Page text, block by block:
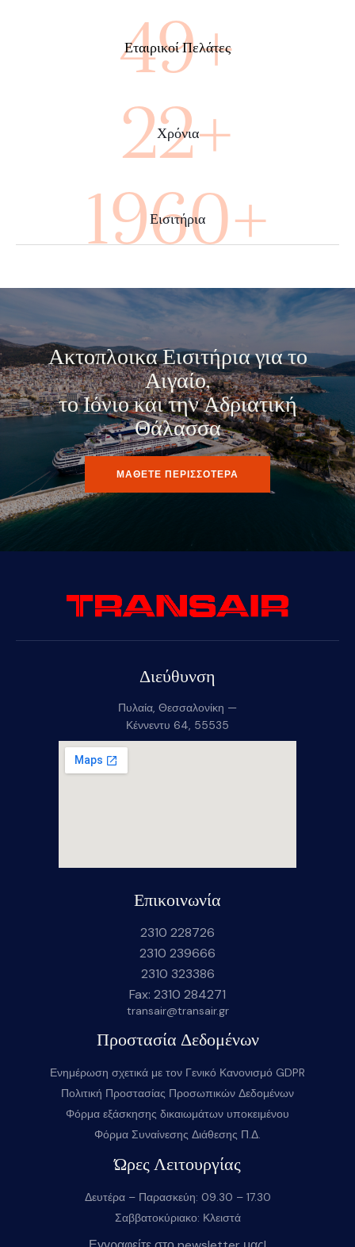
90+
Εταιρικοί Πελάτες
41+
Χρόνια
3600+
Εισιτήρια
Ακτοπλοικα Εισιτήρια για το
Αιγαίο,
το Ιόνιο και την Αδριατική
Θάλασσα
ΜΑΘΕΤΕ ΠΕΡΙΣΣΟΤΕΡΑ
Διεύθυνση
Πυλαία, Θεσσαλονίκη —
Κέννεντυ 64, 55535
Επικοινωνία
2310 228726
2310 239666
2310 323386
Fax: 2310 284271
transair@transair.gr
Προστασία Δεδομένων
Ενημέρωση σχετικά με τον Γενικό Κανονισμό GDPR
Πολιτική Προστασίας Προσωπικών Δεδομένων
Φόρμα εξάσκησης δικαιωμάτων υποκειμένου
Φόρμα Συναίνεσης Διάθεσης Π.Δ.
Ώρες Λειτουργίας
Δευτέρα – Παρασκεύη: 09.30 – 17.30
Σαββατοκύριακο: Κλειστά